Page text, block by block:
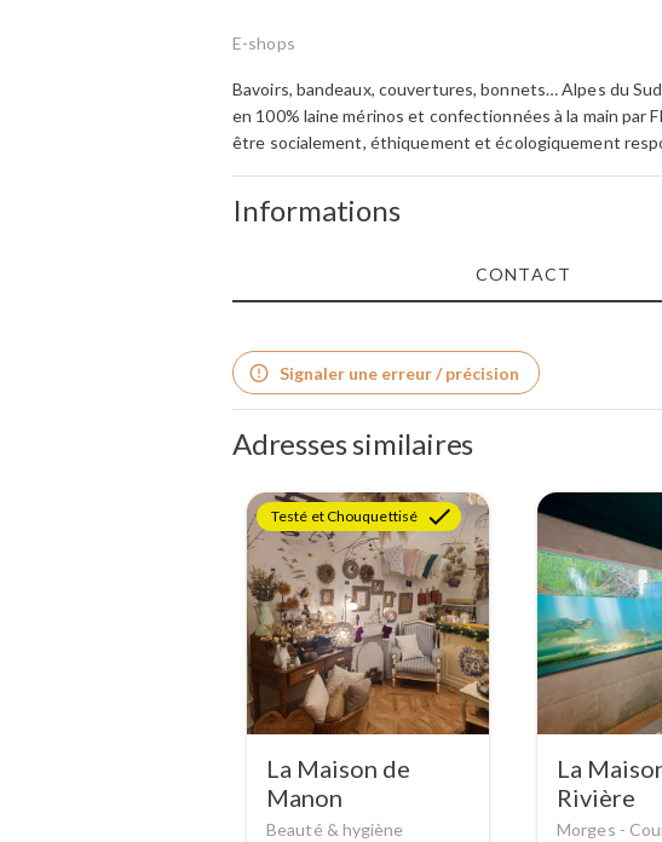
E-shops
Bavoirs, bandeaux, couvertures, bonnets… Alpes du
en 100% laine mérinos et confectionnées à la main par
être socialement, éthiquement et écologiquement
Informations
CONTACT
Signaler une erreur / précision
Adresses similaires
Testé et Chouquettisé
La Maison de
Manon
Beauté & hygiène
La
Rivière
Morges -